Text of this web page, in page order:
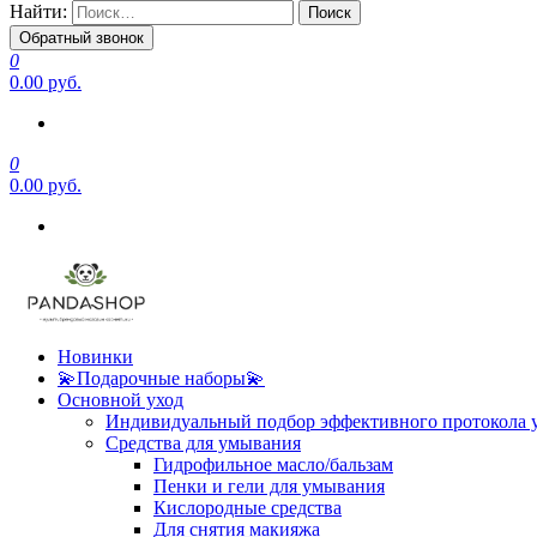
Найти:
Обратный звонок
0
0.00 руб.
0
0.00 руб.
Новинки
💫Подарочные наборы💫
Основной уход
Индивидуальный подбор эффективного протокола
Средства для умывания
Гидрофильное масло/бальзам
Пенки и гели для умывания
Кислородные средства
Для снятия макияжа